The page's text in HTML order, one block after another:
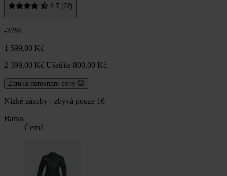
4.7 (22)
-33%
1 599,00 Kč
2 399,00 Kč Ušetříte 800,00 Kč
Záruka dorovnání ceny
Nízké zásoby - zbývá pouze 16
Barva
Černá